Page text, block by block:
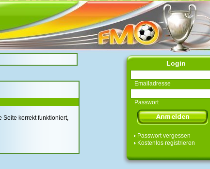
Seite korrekt funktioniert,
Login
Emailadresse
Passwort
Passwort vergessen
Kostenlos registrieren